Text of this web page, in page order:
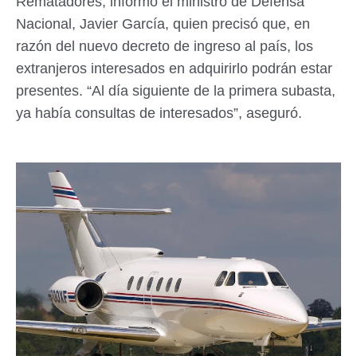
Nacional, Javier García, quien precisó que, en
razón del nuevo decreto de ingreso al país, los
extranjeros interesados en adquirirlo podrán estar
presentes. “Al día siguiente de la primera subasta,
ya había consultas de interesados”, aseguró.